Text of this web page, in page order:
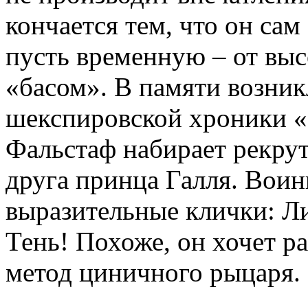
кончается тем, что он
пусть временную – от
«басом». В памяти
шекспировской хроники
Фальстаф набирает
друга принца Галля.
выразительные клички:
Тень! Похоже, он хочет
метод циничного рыцаря.